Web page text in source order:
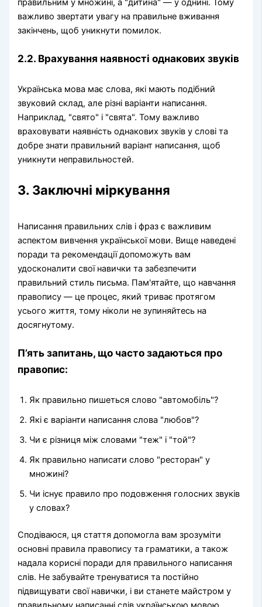
правильним у множині, а "дитина" — у однині. Тому
важливо звертати увагу на правильне вживання
закінчень, щоб уникнути помилок.
2.2. Врахування наявності однакових звуків
Українська мова має слова, які мають подібний
звуковий склад, але різні варіанти написання.
Наприклад, "свято" і "свята". Тому важливо
враховувати наявність однакових звуків у слові та
добре знати правильний варіант написання, щоб
уникнути неправильностей.
3. Заключні міркування
Написання правильних слів і фраз є важливим
аспектом вивчення української мови. Вище наведені
поради та рекомендації допоможуть вам
удосконалити свої навички та забезпечити
правильний стиль письма. Пам'ятайте, що навчання
правопису — це процес, який триває протягом
усього життя, тому ніколи не зупиняйтесь на
досягнутому.
П’ять запитань, що часто задаються про
правопис:
Як правильно пишеться слово "автомобіль"?
Які є варіанти написання слова "любов"?
Чи є різниця між словами "теж" і "той"?
Як правильно написати слово "ресторан" у
множині?
Чи існує правило про подовження голосних звуків
у словах?
Сподіваюся, ця стаття допомогла вам зрозуміти
основні правила правопису та граматики, а також
надала корисні поради для правильного написання
слів. Не забувайте тренуватися та постійно
підвищувати свої навички, і ви станете майстром у